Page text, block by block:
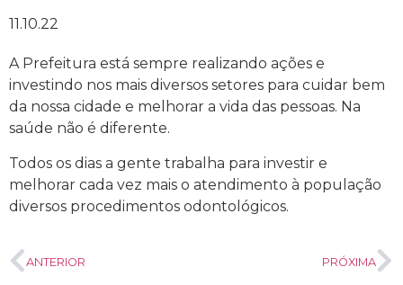
11.10.22
A Prefeitura está sempre realizando ações e
investindo nos mais diversos setores para cuidar bem
da nossa cidade e melhorar a vida das pessoas. Na
saúde não é diferente.
Todos os dias a gente trabalha para investir e
melhorar cada vez mais o atendimento à população
diversos procedimentos odontológicos.
ANTERIOR PRÓXIMA